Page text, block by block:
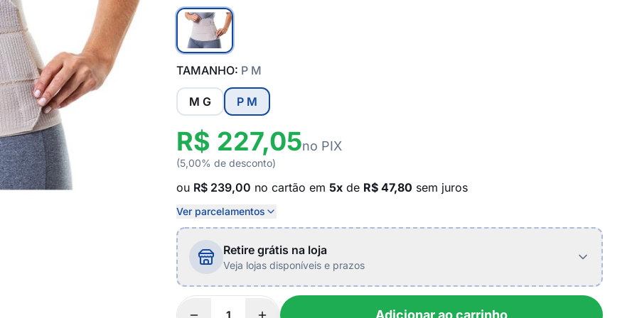
TAMANHO: P M
M G P M
R$ 227,05no PIX
(5,00% de desconto)
ou R$ 239,00 no cartão em 5x de R$ 47,80 sem juros
Ver parcelamentos
Retire grátis na loja
Veja lojas disponíveis e prazos
Adicionar ao carrinho